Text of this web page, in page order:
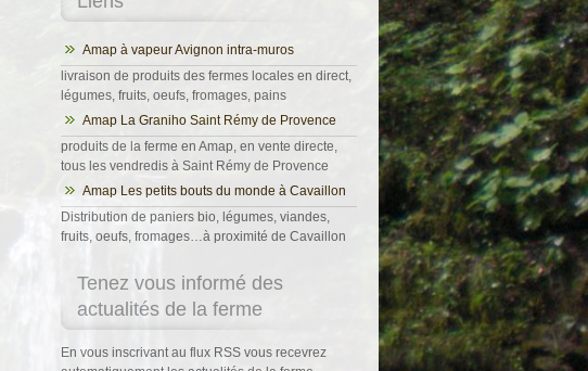
Amap à vapeur Avignon intra-muros
livraison de produits des fermes locales en direct,
légumes, fruits, oeufs, fromages, pains
Amap La Graniho Saint Rémy de Provence
produits de la ferme en Amap, en vente directe,
tous les vendredis à Saint Rémy de Provence
Amap Les petits bouts du monde à Cavaillon
Distribution de paniers bio, légumes, viandes,
fruits, oeufs, fromages…à proximité de Cavaillon
Tenez vous informé des
actualités de la ferme
En vous inscrivant au flux RSS vous recevrez